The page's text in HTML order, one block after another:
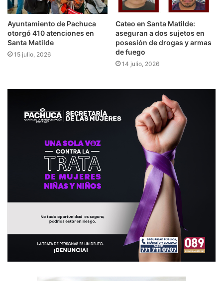
Ayuntamiento de Pachuca
otorgó 410 atenciones en
Santa Matilde
15 julio, 2026
Cateo en Santa Matilde:
aseguran a dos sujetos en
posesión de drogas y armas
de fuego
14 julio, 2026